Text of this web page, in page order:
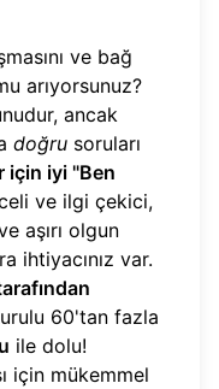
ve bağ
arıyorsunuz?
ancak
doğru soruları
için iyi "Ben
ve ilgi çekici,
aşırı olgun
ihtiyacınız var.
60'tan fazla
ile dolu!
için mükemmel